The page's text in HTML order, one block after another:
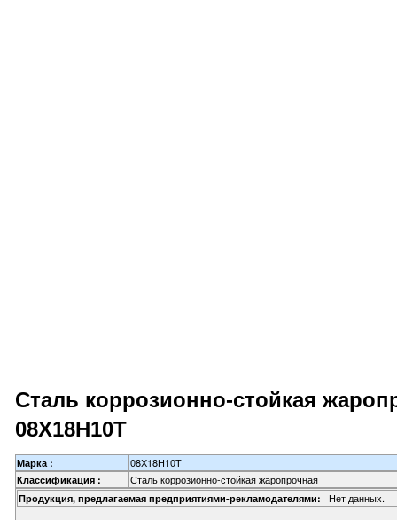
Сталь коррозионно-стойкая
08Х18Н10Т
Марка : 08Х18Н10Т
Классификация : Сталь коррозионно-стойкая жаропрочная
Продукция, предлагаемая предприятиями-рекламодателями: Нет данных.